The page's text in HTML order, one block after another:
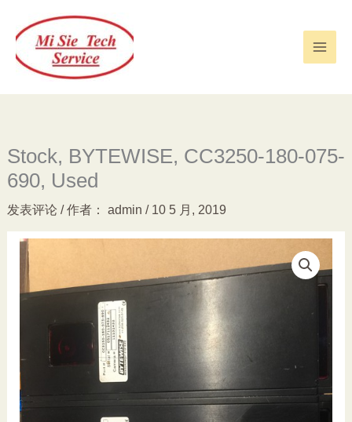
Stock, BYTEWISE, CC3250-180-075-
690, Used
发表评论 / 作者： admin / 10 5 月, 2019